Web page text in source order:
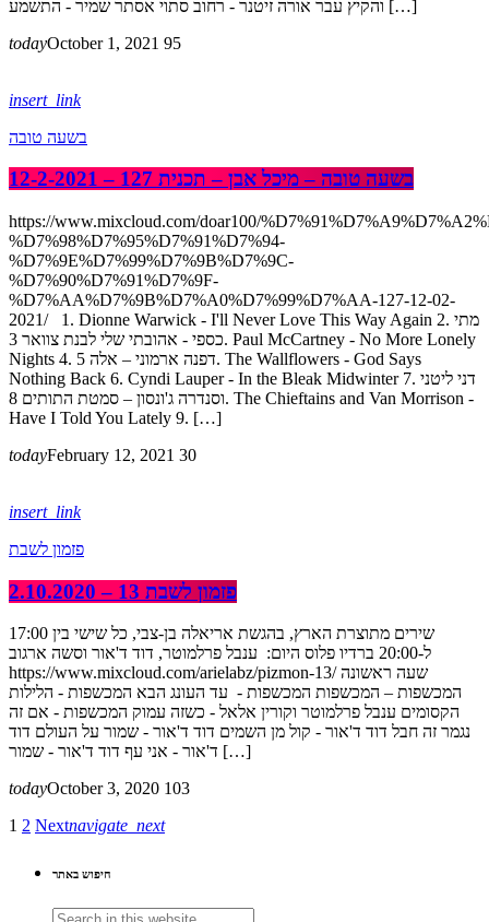
והקיץ עבר אורה זיטנר - רחוב סתוי אסתר שמיר - התשמע […]
todayOctober 1, 2021 95
insert_link
בשעה טובה
בשעה טובה – מיכל אבן – תכנית 127 – 12-2-2021
https://www.mixcloud.com/doar100/
%D7%98%D7%95%D7%91%D7%94-
%D7%9E%D7%99%D7%9B%D7%9C-
%D7%90%D7%91%D7%9F-
%D7%AA%D7%9B%D7%A0%D7%99%D7%AA-127-12-02-
2021/ 1. Dionne Warwick - I'll Never Love This Way Again 2. מתי
כספי - אהובתי שלי לבנת צוואר 3. Paul McCartney - No More Lonely
Nights 4. דפנה ארמוני – אלה 5. The Wallflowers - God Says
Nothing Back 6. Cyndi Lauper - In the Bleak Midwinter 7. דני ליטני
וסנדרה ג'ונסון – סמטת התותים 8. The Chieftains and Van Morrison -
Have I Told You Lately 9. […]
todayFebruary 12, 2021 30
insert_link
פזמון לשבת
פזמון לשבת 13 – 2.10.2020
שירים מתוצרת הארץ, בהגשת אריאלה בן-צבי, כל שישי בין 17:00
ל-20:00 ברדיו פלוס היום: ענבל פרלמוטר, דוד ד'אור וסשה ארגוב
https://www.mixcloud.com/arielabz/pizmon-13/ שעה ראשונה
המכשפות – המכשפות המכשפות - עד העונג הבא המכשפות - הלילות
הקסומים ענבל פרלמוטר וקורין אלאל - כשזה עמוק המכשפות - אם זה
נגמר זה חבל דוד ד'אור - קול מן השמים דוד ד'אור - שמור על העולם דוד
ד'אור - אני עף דוד ד'אור - שמור […]
todayOctober 3, 2020 103
1 2 Nextnavigate_next
חיפוש באתר